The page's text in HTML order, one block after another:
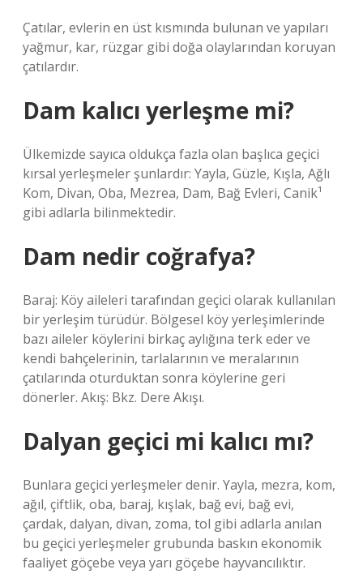
Çatılar, evlerin en üst kısmında bulunan ve yapıları
yağmur, kar, rüzgar gibi doğa olaylarından koruyan
çatılardır.
Dam kalıcı yerleşme mi?
Ülkemizde sayıca oldukça fazla olan başlıca geçici
kırsal yerleşmeler şunlardır: Yayla, Güzle, Kışla, Ağlı
Kom, Divan, Oba, Mezrea, Dam, Bağ Evleri, Canik¹
gibi adlarla bilinmektedir.
Dam nedir coğrafya?
Baraj: Köy aileleri tarafından geçici olarak kullanılan
bir yerleşim türüdür. Bölgesel köy yerleşimlerinde
bazı aileler köylerini birkaç aylığına terk eder ve
kendi bahçelerinin, tarlalarının ve meralarının
çatılarında oturduktan sonra köylerine geri
dönerler. Akış: Bkz. Dere Akışı.
Dalyan geçici mi kalıcı mı?
Bunlara geçici yerleşmeler denir. Yayla, mezra, kom,
ağıl, çiftlik, oba, baraj, kışlak, bağ evi, bağ evi,
çardak, dalyan, divan, zoma, tol gibi adlarla anılan
bu geçici yerleşmeler grubunda baskın ekonomik
faaliyet göçebe veya yarı göçebe hayvancılıktır.